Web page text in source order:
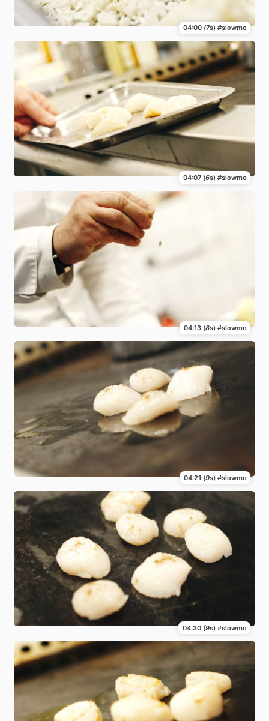
04:00 (7s) #slowmo
04:07 (6s) #slowmo
04:13 (8s) #slowmo
04:21 (9s) #slowmo
04:30 (9s) #slowmo